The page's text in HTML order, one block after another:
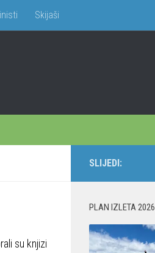
Skijaši
su knjizi
SLIJEDI:
PLAN IZLETA 2026